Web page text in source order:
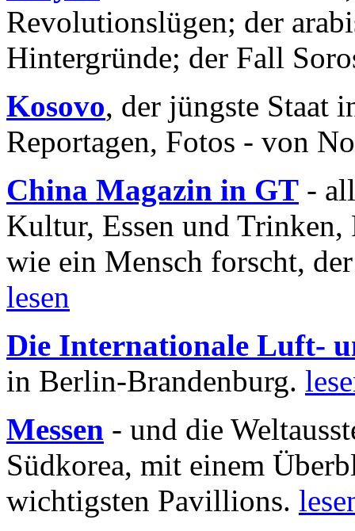
Revolutionslügen; der
Hintergründe; der Fall
Kosovo, der jüngste Staat
Reportagen, Fotos - von
China Magazin in GT -
Kultur, Essen und
wie ein Mensch forscht,
lesen
Die Internationale Luft-
in Berlin-Brandenburg.
Messen - und die
Südkorea, mit einem
wichtigsten Pavillions.